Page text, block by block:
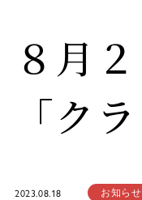
８月
「ク
2023.08.18 お知らせ